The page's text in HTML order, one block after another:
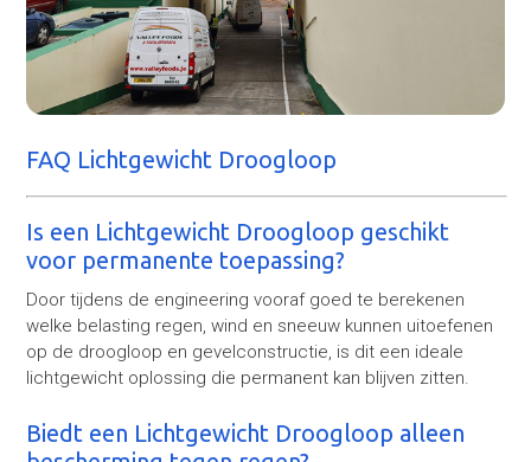
FAQ Lichtgewicht Droogloop
Is een Lichtgewicht Droogloop geschikt
voor permanente toepassing?
Door tijdens de engineering vooraf goed te berekenen
welke belasting regen, wind en sneeuw kunnen uitoefenen
op de droogloop en gevelconstructie, is dit een ideale
lichtgewicht oplossing die permanent kan blijven zitten.
Biedt een Lichtgewicht Droogloop alleen